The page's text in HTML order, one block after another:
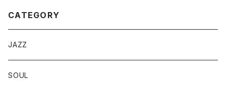
CATEGORY
JAZZ
SOUL